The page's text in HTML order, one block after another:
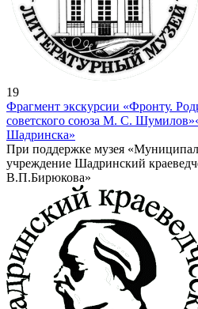
19
Фрагмент экскурсии «Фронту.
советского союза М. С. Шумилов»
Шадринска»
При поддержке музея
учреждение Шадринский
В.П.Бирюкова»